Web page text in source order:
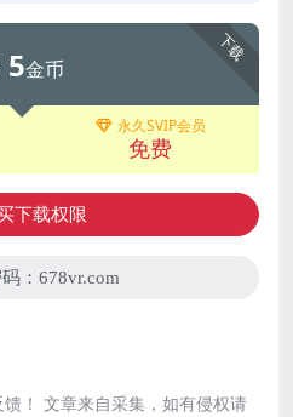
下载
5金币
永久SVIP会员
免费
下载权限
：678vr.com
！ 文章来自采集，如有侵权请